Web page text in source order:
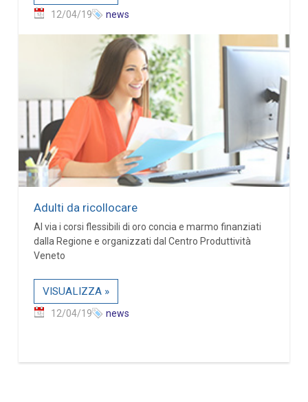
12/04/19 news
Adulti da ricollocare
Al via i corsi flessibili di oro concia e marmo finanziati
dalla Regione e organizzati dal Centro Produttività
Veneto
VISUALIZZA »
12/04/19 news